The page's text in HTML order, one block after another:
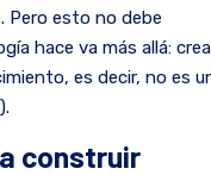
Pero esto no debe
hace va más allá:
es decir, no es
construir